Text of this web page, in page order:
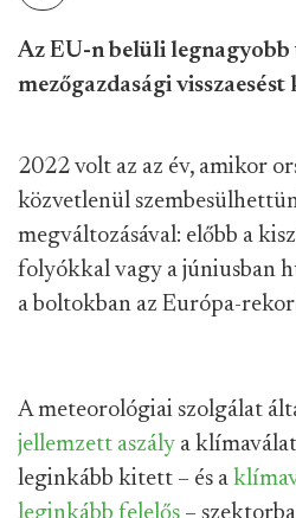
Az EU-n belüli legnagyobb
mezőgazdasági
2022 volt az az év, amikor
közvetlenül
megváltozásával: előbb a
folyókkal vagy a júniusban
a boltokban az Európa-
A meteorológiai szolgálat
jellemzett aszály a
leginkább kitett – és a
leginkább felelős –